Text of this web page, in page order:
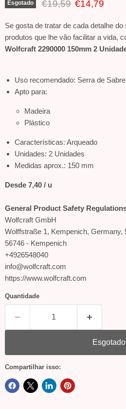
Esgotado Preço Original
€19,59 Preço Atual
€14,79
Se gosta de tratar de cada detalhe
produtos que lhe vão facilitar a vida,
Wolfcraft 2290000 150mm 2
Uso recomendado: Serra de Sabre
Apto para:
Madeira
Plástico
Características: Arqueado
Unidades: 2 Unidades
Medidas aprox.: 150 mm
Desde 7,40 / u
General Product Safety
Wolfcraft GmbH
Wolffstraße 1, Kempenich, Germany,
56746 - Kempenich
+4926548040
info@wolfcraft.com
https://www.wolfcraft.com
Quantidade
Esgotado
Compartilhar isso: